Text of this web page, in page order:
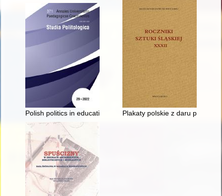
Polish politics in education about the Holocaust as
Plakaty polskie z daru prof.